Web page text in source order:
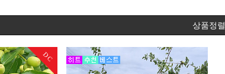
상품정렬
DC